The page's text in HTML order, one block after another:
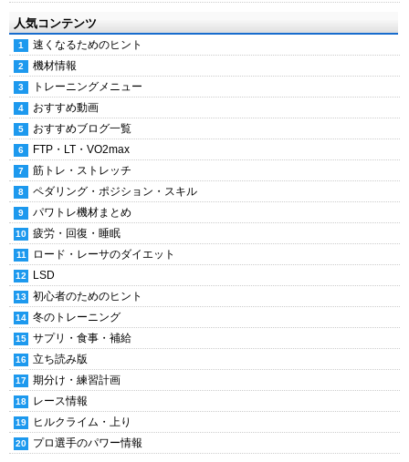
人気コンテンツ
速くなるためのヒント
機材情報
トレーニングメニュー
おすすめ動画
おすすめブログ一覧
FTP・LT・VO2max
筋トレ・ストレッチ
ペダリング・ポジション・スキル
パワトレ機材まとめ
疲労・回復・睡眠
ロード・レーサのダイエット
LSD
初心者のためのヒント
冬のトレーニング
サプリ・食事・補給
立ち読み版
期分け・練習計画
レース情報
ヒルクライム・上り
プロ選手のパワー情報